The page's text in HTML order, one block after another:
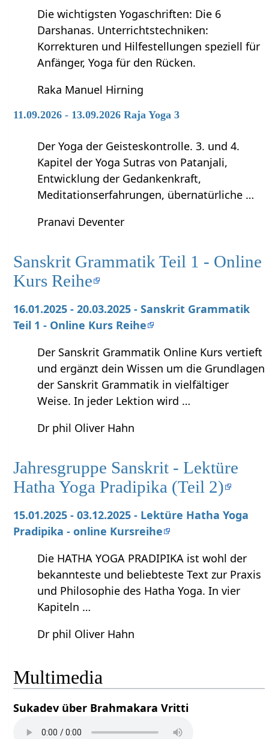
Die wichtigsten Yogaschriften: Die 6
Darshanas. Unterrichtstechniken:
Korrekturen und Hilfestellungen speziell für
Anfänger, Yoga für den Rücken.
Raka Manuel Hirning
11.09.2026 - 13.09.2026 Raja Yoga 3
Der Yoga der Geisteskontrolle. 3. und 4.
Kapitel der Yoga Sutras von Patanjali,
Entwicklung der Gedankenkraft,
Meditationserfahrungen, übernatürliche …
Pranavi Deventer
Sanskrit Grammatik Teil 1 - Online
Kurs Reihe
16.01.2025 - 20.03.2025 - Sanskrit Grammatik
Teil 1 - Online Kurs Reihe
Der Sanskrit Grammatik Online Kurs vertieft
und ergänzt dein Wissen um die Grundlagen
der Sanskrit Grammatik in vielfältiger
Weise. In jeder Lektion wird …
Dr phil Oliver Hahn
Jahresgruppe Sanskrit - Lektüre
Hatha Yoga Pradipika (Teil 2)
15.01.2025 - 03.12.2025 - Lektüre Hatha Yoga
Pradipika - online Kursreihe
Die HATHA YOGA PRADIPIKA ist wohl der
bekannteste und beliebteste Text zur Praxis
und Philosophie des Hatha Yoga. In vier
Kapiteln …
Dr phil Oliver Hahn
Multimedia
Sukadev über Brahmakara Vritti